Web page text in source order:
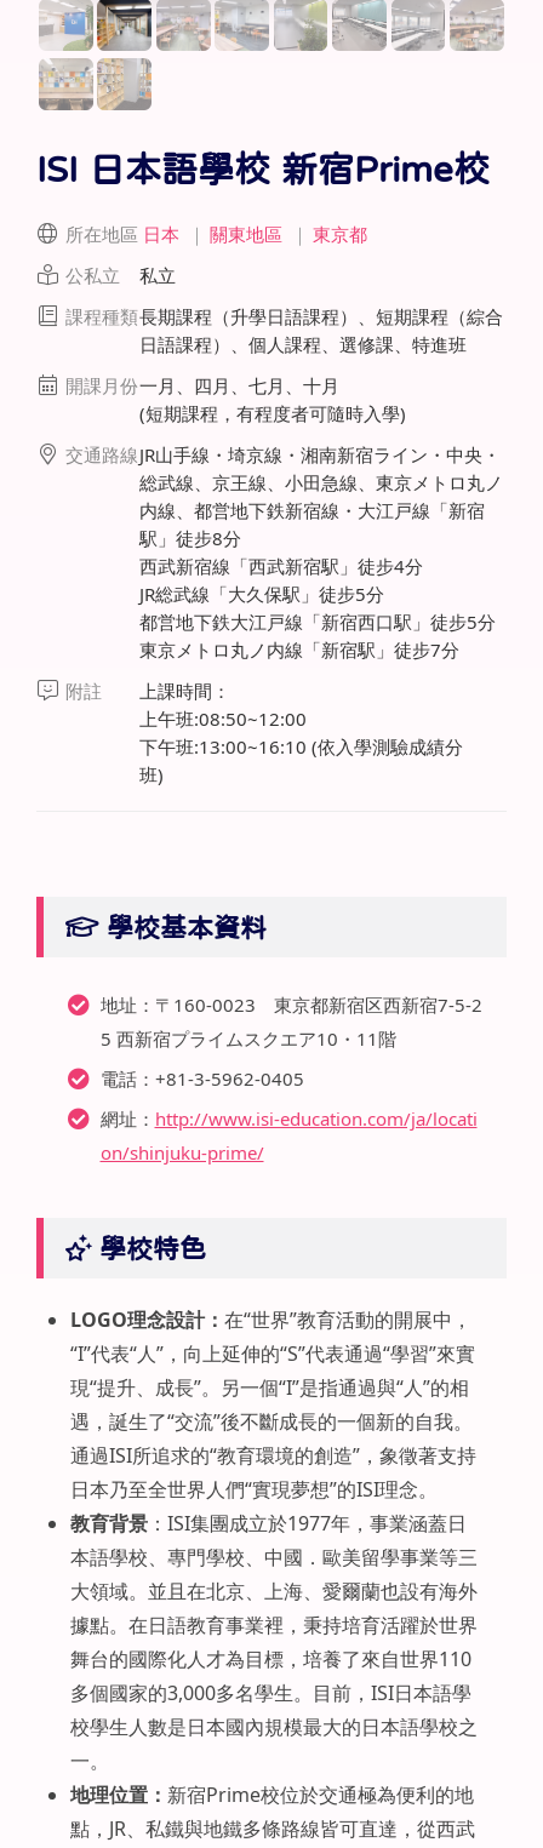
ISI 日本語學校 新宿Prime校
所在地區 日本 ｜ 關東地區 ｜ 東京都
公私立
私立
課程種類長期課程（升學日語課程）、短期課程（綜合
日語課程）、個人課程、選修課、特進班
開課月份一月、四月、七月、十月
(短期課程，有程度者可隨時入學)
交通路線JR山手線・埼京線・湘南新宿ライン・中央・
総武線、京王線、小田急線、東京メトロ丸ノ
内線、都営地下鉄新宿線・大江戸線「新宿
駅」徒步8分
西武新宿線「西武新宿駅」徒步4分
JR総武線「大久保駅」徒步5分
都営地下鉄大江戸線「新宿西口駅」徒步5分
東京メトロ丸ノ内線「新宿駅」徒步7分
附註
上課時間：
上午班:08:50~12:00
下午班:13:00~16:10 (依入學測驗成績分
班)
學校基本資料
地址：〒160-0023 東京都新宿区西新宿7-5-2
5 西新宿プライムスクエア10・11階
電話：+81-3-5962-0405
網址： http://www.isi-education.com/ja/locati
on/shinjuku-prime/
學校特色
LOGO理念設計：在“世界”教育活動的開展中，
“I”代表“人”，向上延伸的“S”代表通過“學習”來實
現“提升、成長”。另一個“I”是指通過與“人”的相
遇，誕生了“交流”後不斷成長的一個新的自我。
通過ISI所追求的“教育環境的創造”，象徵著支持
日本乃至全世界人們“實現夢想”的ISI理念。
教育背景 ：ISI集團成立於1977年，事業涵蓋日
本語學校、專門學校、中國．歐美留學事業等三
大領域。並且在北京、上海、愛爾蘭也設有海外
據點。在日語教育事業裡，秉持培育活躍於世界
舞台的國際化人才為目標，培養了來自世界110
多個國家的3,000多名學生。目前，ISI日本語學
校學生人數是日本國內規模最大的日本語學校之
一。
地理位置 ： 新宿Prime校位於交通極為便利的地
點，JR、私鐵與地鐵多條路線皆可直達，從西武